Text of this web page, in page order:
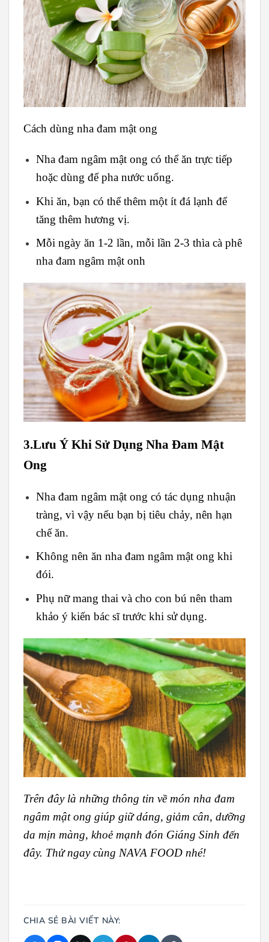
Cách dùng nha đam mật ong
Nha đam ngâm mật ong có thể ăn trực tiếp
hoặc dùng để pha nước uống.
Khi ăn, bạn có thể thêm một ít đá lạnh để
tăng thêm hương vị.
Mỗi ngày ăn 1-2 lần, mỗi lần 2-3 thìa cà phê
nha đam ngâm mật onh
3.Lưu Ý Khi Sử Dụng Nha Đam Mật
Ong
Nha đam ngâm mật ong có tác dụng nhuận
tràng, vì vậy nếu bạn bị tiêu chảy, nên hạn
chế ăn.
Không nên ăn nha đam ngâm mật ong khi
đói.
Phụ nữ mang thai và cho con bú nên tham
khảo ý kiến bác sĩ trước khi sử dụng.
Trên đây là những thông tin về món nha đam
ngâm mật ong giúp giữ dáng, giảm cân, dưỡng
da mịn màng, khoẻ mạnh đón Giáng Sinh đến
đây. Thử ngay cùng NAVA FOOD nhé!
CHIA SẺ BÀI VIẾT NÀY: